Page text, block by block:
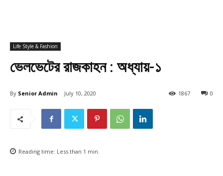
Life Style & Fashion
ভেলভেটের রাজকাহন : অধ্যায়-১
By Senior Admin July 10, 2020 0
1867
Reading time: Less than 1 min.